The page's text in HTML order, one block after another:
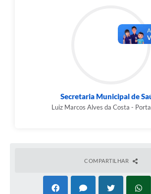
Secretaria Municipal de
Luiz Marcos Alves da Costa -
COMPARTILHAR